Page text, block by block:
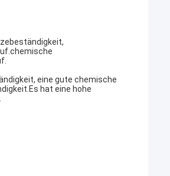
eine gute chemische
hat eine hohe